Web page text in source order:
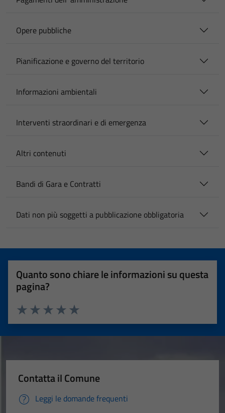
Opere pubbliche
Pianificazione e governo del territorio
Informazioni ambientali
Interventi straordinari e di emergenza
Altri contenuti
Bandi di Gara e Contratti
Dati non più soggetti a pubblicazione obbligatoria
Quanto sono chiare le informazioni su questa
pagina?
Valuta 5 stelle su 5
Valuta 4 stelle su 5
Valuta 3 stelle su 5
Valuta 2 stelle su 5
Valuta 1 stelle su 5
Contatta il Comune
Leggi le domande frequenti